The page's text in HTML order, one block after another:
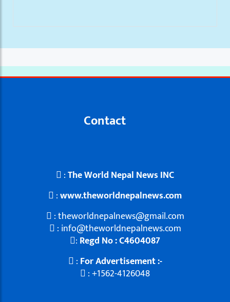
Contact
:The World Nepal News INC
:www.theworldnepalnews.com
: theworldnepalnews@gmail.com
: info@theworldnepalnews.com
: Regd No : C4604087
: For Advertisement :-
: +1562-4126048